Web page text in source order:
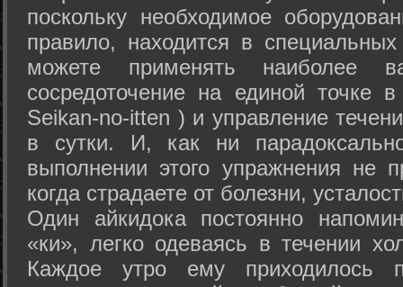
поскольку необходимое
правило, находится в
можете применять наиболее
сосредоточение на единой точке
Seikan-­no-­itten ) и управление
в сутки. И, как ни
выполнении этого упражнения не
когда страдаете от болезни,
Один айкидока постоянно
«ки», легко одеваясь в течении
Каждое утро ему приходилось